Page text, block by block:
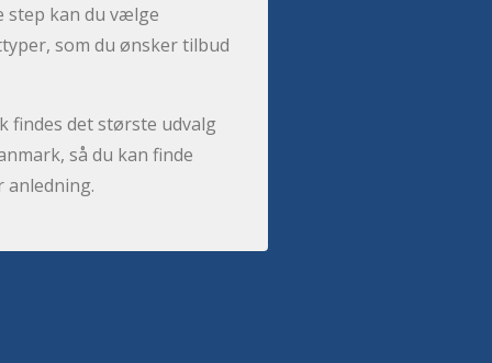
step kan du vælge
som du ønsker tilbud
findes det største udvalg
så du kan finde
anledning.